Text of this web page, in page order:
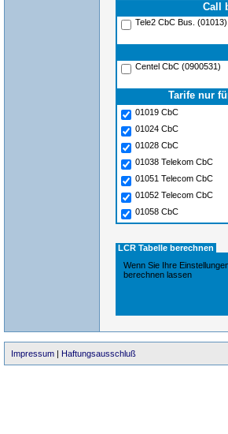
Call
Tele2 CbC Bus. (01013)
Centel CbC (0900531)
Tarife nur
01019 CbC
01024 CbC
01028 CbC
01038 Telekom CbC
01051 Telecom CbC
01052 Telecom CbC
01058 CbC
LCR Tabelle berechnen
Wenn Sie Ihre
berechnen lassen
Impressum | Haftungsausschluß